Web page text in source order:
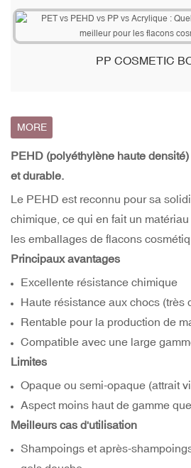
PP COSMETIC
MORE
PEHD (polyéthylène haute
et durable.
Le PEHD est reconnu pour sa
chimique, ce qui en fait un
les emballages de flacons
Principaux avantages
Excellente résistance chimique
Haute résistance aux chocs (très
Rentable pour la production de
Compatible avec une large
Limites
Opaque ou semi-opaque (attrait
Aspect moins haut de gamme
Meilleurs cas d'utilisation
Shampoings et après-